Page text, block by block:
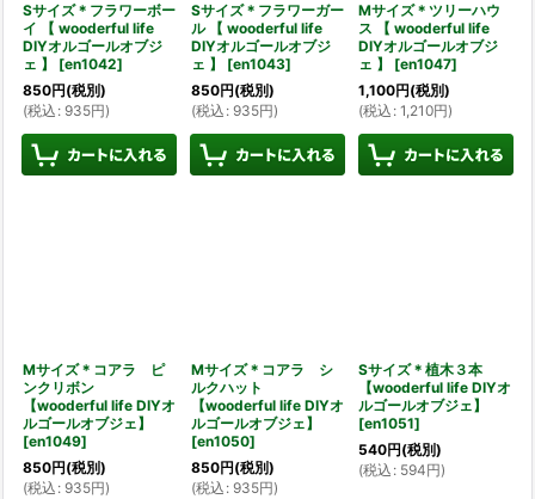
Sサイズ＊フラワーボー
イ 【 wooderful life
DIYオルゴールオブジ
ェ 】
[en1042]
850円(税別)
(税込 : 935円)
Sサイズ＊フラワーガー
ル 【 wooderful life
DIYオルゴールオブジ
ェ 】
[en1043]
850円(税別)
(税込 : 935円)
Mサイズ＊ツリーハウ
ス 【 wooderful life
DIYオルゴールオブジ
ェ 】
[en1047]
1,100円(税別)
(税込 : 1,210円)
Mサイズ＊コアラ ピ
ンクリボン
【wooderful life DIYオ
ルゴールオブジェ】
[en1049]
850円(税別)
(税込 : 935円)
Mサイズ＊コアラ シ
ルクハット
【wooderful life DIYオ
ルゴールオブジェ】
[en1050]
850円(税別)
(税込 : 935円)
Sサイズ＊植木３本
【wooderful life DIYオ
ルゴールオブジェ】
[en1051]
540円(税別)
(税込 : 594円)